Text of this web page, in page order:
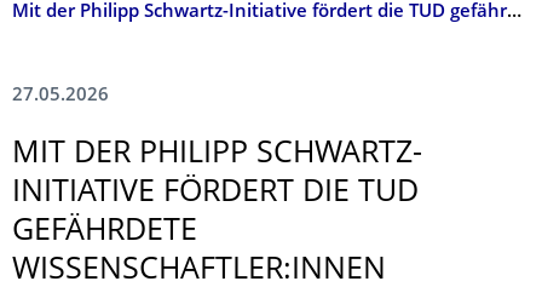
Mit der Philipp Schwartz-Initiative fördert die TUD gefährdete Wissenschaftler:innen
27.05.2026
MIT DER PHILIPP SCHWARTZ-
INITIATIVE FÖRDERT DIE TUD
GEFÄHRDETE
WISSENSCHAFTLER:INNEN